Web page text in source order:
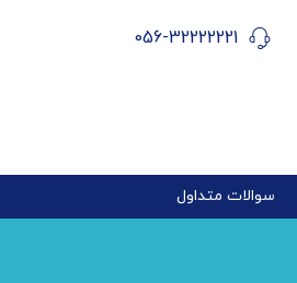
056-32222221
سوالات متداول